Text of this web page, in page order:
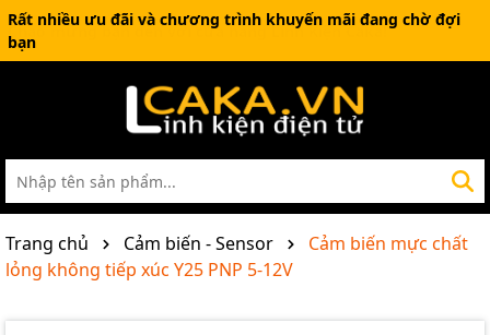
Rất nhiều ưu đãi và chương trình khuyến mãi đang chờ đợi
bạn
Trang chủ Cảm biến - Sensor
Cảm biến mực chất
lỏng không tiếp xúc Y25 PNP 5-12V